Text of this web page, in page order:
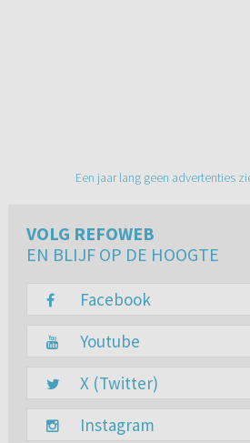
Een jaar lang geen advertenties
VOLG REFOWEB
EN BLIJF OP DE HOOGTE
Facebook
Youtube
X (Twitter)
Instagram